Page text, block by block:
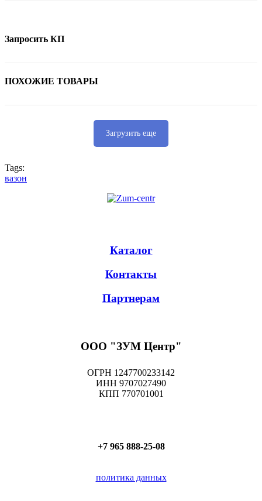
Запросить КП
ПОХОЖИЕ ТОВАРЫ
Загрузить еще
Tags:
вазон
Каталог
Контакты
Партнерам
ООО "ЗУМ Центр"
ОГРН 1247700233142
ИНН 9707027490
КПП 770701001
+7 965 888-25-08
политика данных